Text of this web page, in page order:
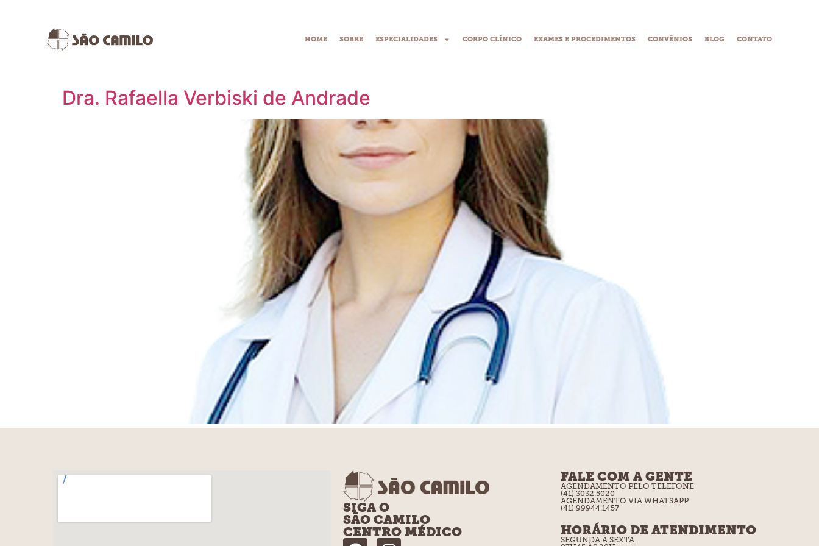
HOME SOBRE ESPECIALIDADES CORPO CLÍNICO EXAMES E PROCEDIMENTOS CONVÊNIOS BLOG CONTATO
Dra. Rafaella Verbiski de Andrade
SIGA O
SÃO CAMILO
CENTRO MÉDICO
FALE COM A GENTE
AGENDAMENTO PELO TELEFONE
(41) 3032.5020
AGENDAMENTO VIA WHATSAPP
(41) 99944.1457
HORÁRIO DE ATENDIMENTO
SEGUNDA À SEXTA